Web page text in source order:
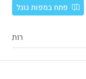
פתח במפות גוגל
רות